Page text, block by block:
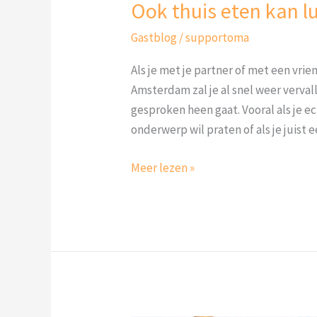
Ook thuis eten kan
Gastblog /supportoma
Als je met je partner of met een
Amsterdam zal je al snel weer
gesproken heen gaat. Vooral als je
onderwerp wil praten of als je juist
Meer lezen »